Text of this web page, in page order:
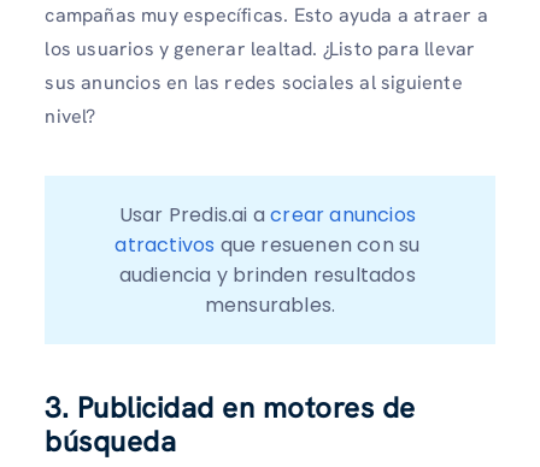
campañas muy específicas. Esto ayuda a atraer a
los usuarios y generar lealtad. ¿Listo para llevar
sus anuncios en las redes sociales al siguiente
nivel?
Usar Predis.ai a crear anuncios
atractivos que resuenen con su
audiencia y brinden resultados
mensurables.
3. Publicidad en motores de
búsqueda